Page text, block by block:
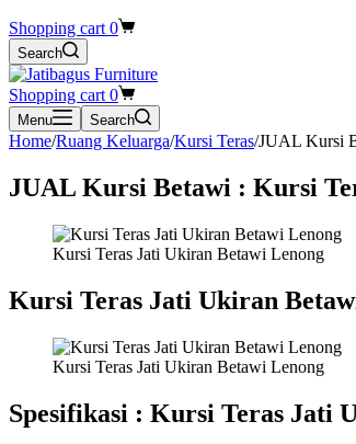
Shopping cart 0
Search
Shopping cart 0
Menu Search
Home/Ruang Keluarga/Kursi Teras/JUAL Kursi
JUAL Kursi Betawi : Kursi
Kursi Teras Jati Ukiran Betawi Lenong
Kursi Teras Jati Ukiran
Kursi Teras Jati Ukiran Betawi Lenong
Spesifikasi : Kursi Teras Jati